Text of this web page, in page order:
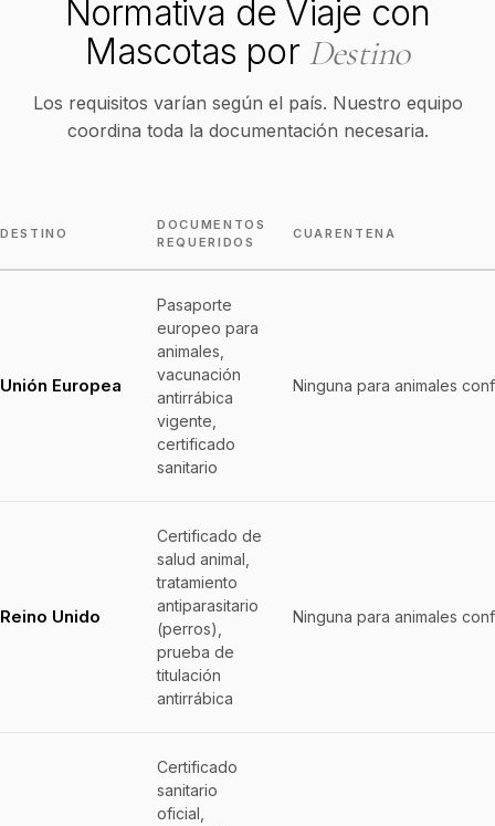
Normativa de Viaje con
Mascotas por Destino
Los requisitos varían según el país. Nuestro equipo
coordina toda la documentación necesaria.
DESTINO
DOCUMENTOS
REQUERIDOS
CUARENTENA
Unión Europea
Pasaporte
europeo para
animales,
vacunación
antirrábica
vigente,
certificado
sanitario
Ninguna para animales
Reino Unido
Certificado de
salud animal,
tratamiento
antiparasitario
(perros),
prueba de
titulación
antirrábica
Ninguna para animales
Certificado
sanitario
oficial,